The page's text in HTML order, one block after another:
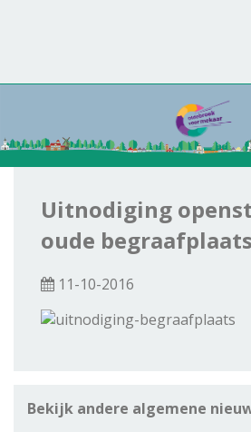
Uitnodiging
oude begraafplaats
11-10-2016
Bekijk andere algemene